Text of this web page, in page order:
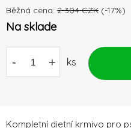
Kompletní dietní krmivo pro
Běžná cena: 2 304 CZK (-17%)
Na sklade
- + ks